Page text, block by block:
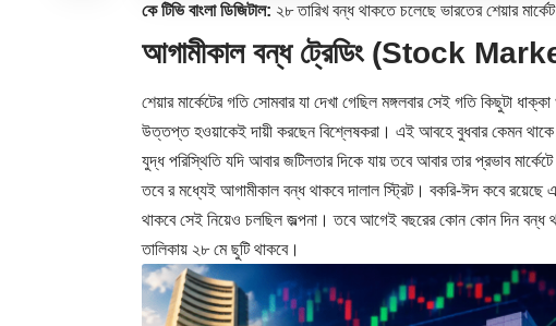
কে টিভি বাংলা ডিজিটাল: ২৮ তারিখ বন্ধ থাকতে চলেছে ভারতের শেয়ার
আগামীকাল বন্ধ ট্রেডিং (Stock
শেয়ার মার্কেটের গতি সোমবার যা দেখা গেছিল মঙ্গলবার সেই গতি কিছুটা
উত্তপ্ত হওয়াকেই দায়ী করছেন বিশ্লেষকরা। এই আবহে বুধবার কেমন থাকে
যুদ্ধ পরিস্থিতি যদি আবার জটিলতার দিকে যায় তবে আবার তার প্রভাব
তবে র মধ্যেই আগামীকাল বন্ধ থাকবে দালাল স্ট্রিট। বকরি-ঈদ কবে
থাকবে সেই নিয়েও চলছিল জল্পনা। তবে আগেই বছরের কোন কোন দিন বন্ধ
তালিকায় ২৮ মে ছুটি থাকবে।